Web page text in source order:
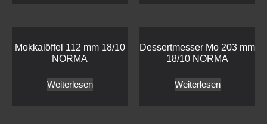
Mokkalöffel 112 mm 18/10
NORMA
Weiterlesen
Dessertmesser Mo 203 mm
18/10 NORMA
Weiterlesen